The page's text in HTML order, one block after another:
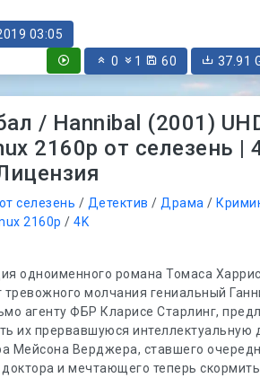
03:05
0
1 60 37.91
/ Hannibal (2001)
2160p от селезень |
селезень / Детектив / Драма /
2160p /4K
одноименного романа Томаса
тревожного молчания гениальный
агенту ФБР Кларисе Старлинг,
их прервавшуюся
Мейсона Верджера, ставшего
и мечтающего теперь